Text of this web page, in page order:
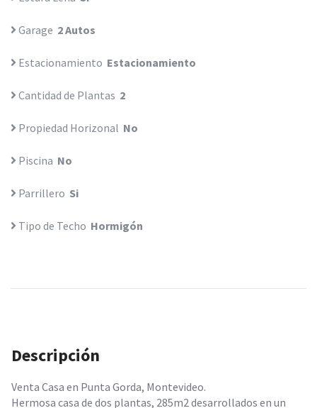
Garage 2 Autos
Estacionamiento Estacionamiento
Cantidad de Plantas 2
Propiedad Horizonal No
Piscina No
Parrillero Si
Tipo de Techo Hormigón
Descripción
Venta Casa en Punta Gorda, Montevideo.
Hermosa casa de dos plantas, 285m2 desarrollados en un